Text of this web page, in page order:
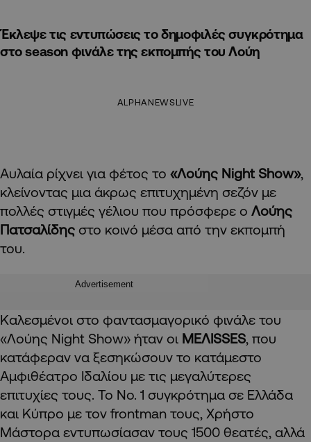
Έκλεψε τις εντυπώσεις το δημοφιλές συγκρότημα
στο season φινάλε της εκπομπής του Λούη
ALPHANEWSLIVE
Αυλαία ρίχνει για φέτος το «Λούης Night Show»,
κλείνοντας μια άκρως επιτυχημένη σεζόν με
πολλές στιγμές γέλιου που πρόσφερε ο Λούης
Πατσαλίδης στο κοινό μέσα από την εκπομπή
του.
Advertisement
Καλεσμένοι στο φαντασμαγορικό φινάλε του
«Λούης Night Show» ήταν οι ΜΕΛΙSSES, που
κατάφεραν να ξεσηκώσουν το κατάμεστο
Αμφιθέατρο Ιδαλίου με τις μεγαλύτερες
επιτυχίες τους. Το Νο. 1 συγκρότημα σε Ελλάδα
και Κύπρο με τον frontman τους, Χρήστο
Μάστορα εντυπωσίασαν τους 1500 θεατές, αλλά